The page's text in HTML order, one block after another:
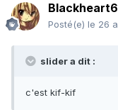
Posté(e) le 26
slider a dit :
c'est kif-kif